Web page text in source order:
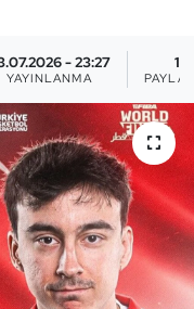
- 23:27
YAYINLANMA
1